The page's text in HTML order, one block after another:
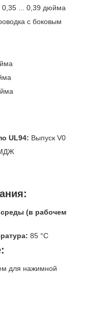
... 0,39 дюйма
с боковым
UL94: Выпуск V0
(в рабочем
85 °C
для нажимной